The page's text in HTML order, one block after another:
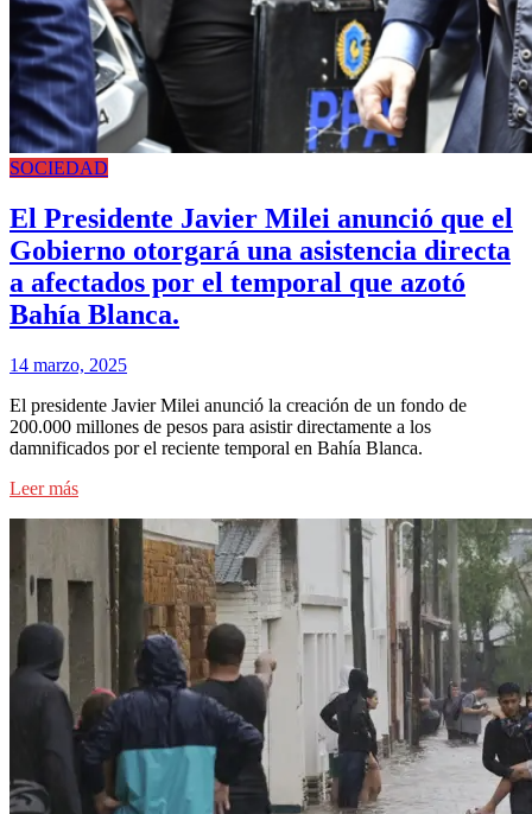
SOCIEDAD
El Presidente Javier Milei anunció que el
Gobierno otorgará una asistencia directa
a afectados por el temporal que azotó
Bahía Blanca.
14 marzo, 2025
El presidente Javier Milei anunció la creación de un fondo de
200.000 millones de pesos para asistir directamente a los
damnificados por el reciente temporal en Bahía Blanca.
Leer más